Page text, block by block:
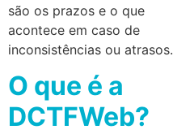
são os prazos e o que
acontece em caso de
inconsistências ou atrasos.
O que é a
DCTFWeb?